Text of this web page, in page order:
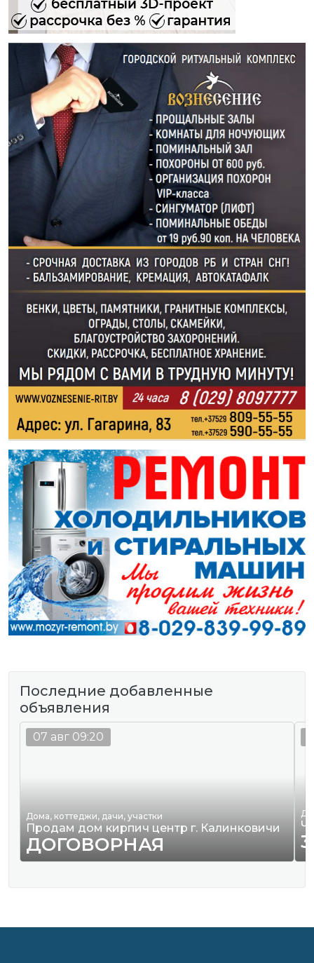
Последние добавленные
объявления
Дома, коттеджи, дачи, участки
Продам дом кирпич центр г. Калинковичи
ДОГОВОРНАЯ
07 авг 09:20